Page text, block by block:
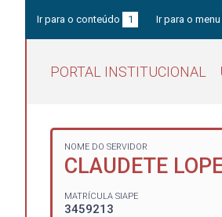
Ir para o conteúdo 1 Ir para o menu
PORTAL INSTITUCIONAL
NOME DO SERVIDOR
CLAUDETE
MATRÍCULA SIAPE
3459213